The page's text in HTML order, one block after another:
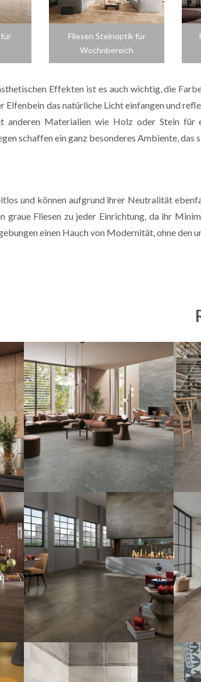
Fliesen Steinoptik für
Wochnbereich
Effekten ist es auch wichtig, die
Elfenbein das natürliche Licht einfangen und
anderen Materialien wie Holz oder Stein für
schaffen ein ganz besonderes Ambiente,
und können aufgrund ihrer Neutralität
graue Fliesen zu jeder Einrichtung, da ihr
einen Hauch von Modernität, ohne den